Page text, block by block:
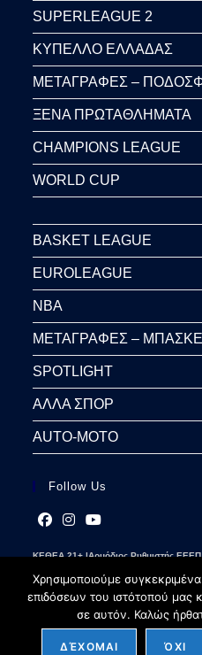
SUPERLEAGUE 2
ΚΥΠΕΛΛΟ ΕΛΛΑΔΑΣ
ΜΕΤΑΓΡΑΦΕΣ –
ΞΕΝΑ ΠΡΩΤΑΘΛΗΜΑΤΑ
CHAMPIONS LEAGUE
WORLD CUP
BASKET LEAGUE
EUROLEAGUE
NBA
ΜΕΤΑΓΡΑΦΕΣ –
SPOTLIGHT
ΑΛΛΑ ΣΠΟΡ
AUTO-MOTO
Follow Us
in
a
new
in
a
new
tab
in
a
new
tab
ΚΕΘΕΑ 21+ |Αρμόδιος Ρυθμιστής ΕΕΕΠ
Χρησιμοποιούμε
επιδόσεων του ιστότοπού μας
σε αυτόν. Καλώς
ΔΈΧΟΜΑΙ ΌΧΙ